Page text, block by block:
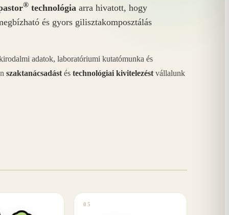
® technológia arra hivatott, hogy
és gyors gilisztakomposztálás
adatok, laboratóriumi kutatómunka és
szaktanácsadást és technológiai kivitelezést vállalunk
05